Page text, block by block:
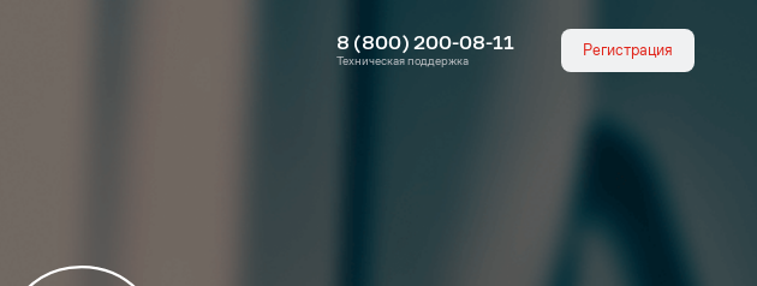
Регистрация
8 (800) 200-08-11
Техническая поддержка